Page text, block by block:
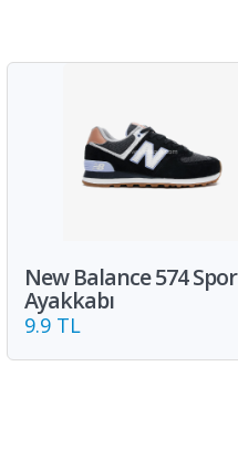
New Balance 574 Spor
Ayakkabı
9.9 TL